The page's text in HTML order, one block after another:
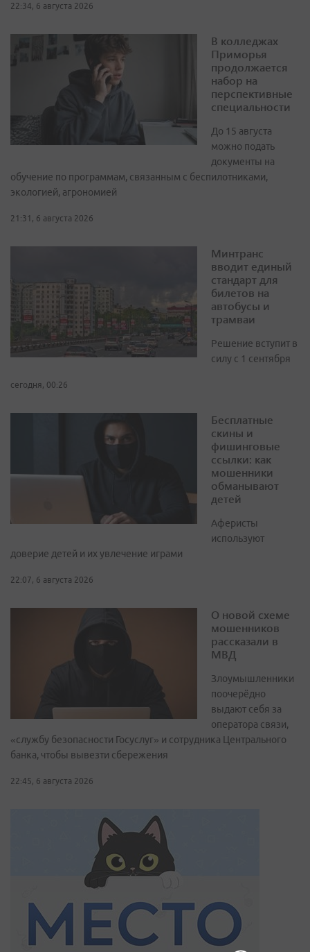
22:34, 6 августа 2026
В колледжах
Приморья
продолжается
набор на
перспективные
специальности
До 15 августа
можно подать
документы на
обучение по программам, связанным с беспилотниками,
экологией, агрономией
21:31, 6 августа 2026
Минтранс
вводит единый
стандарт для
билетов на
автобусы и
трамваи
Решение вступит в
силу с 1 сентября
сегодня, 00:26
Бесплатные
скины и
фишинговые
ссылки: как
мошенники
обманывают
детей
Аферисты
используют
доверие детей и их увлечение играми
22:07, 6 августа 2026
О новой схеме
мошенников
рассказали в
МВД
Злоумышленники
поочерёдно
выдают себя за
оператора связи,
«службу безопасности Госуслуг» и сотрудника Центрального
банка, чтобы вывезти сбережения
22:45, 6 августа 2026